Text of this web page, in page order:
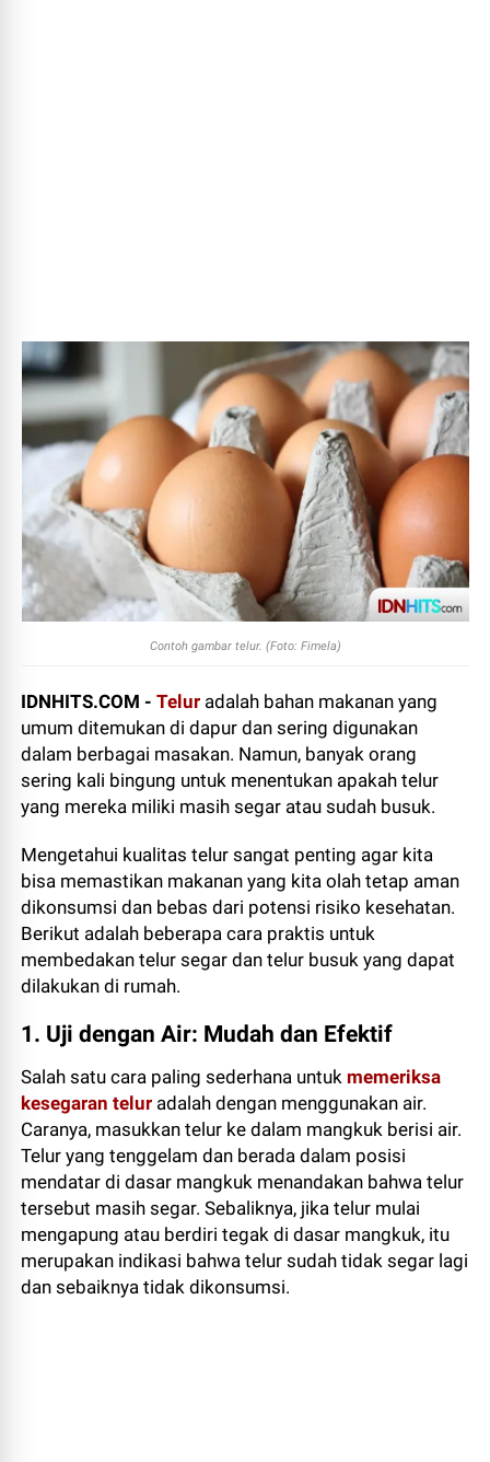
Contoh gambar telur. (Foto: Fimela)
IDNHITS.COM -Telur adalah bahan makanan yang
umum ditemukan di dapur dan sering digunakan
dalam berbagai masakan. Namun, banyak orang
sering kali bingung untuk menentukan apakah telur
yang mereka miliki masih segar atau sudah busuk.
Mengetahui kualitas telur sangat penting agar kita
bisa memastikan makanan yang kita olah tetap aman
dikonsumsi dan bebas dari potensi risiko kesehatan.
Berikut adalah beberapa cara praktis untuk
membedakan telur segar dan telur busuk yang dapat
dilakukan di rumah.
1. Uji dengan Air: Mudah dan Efektif
Salah satu cara paling sederhana untuk memeriksa
kesegaran telur adalah dengan menggunakan air.
Caranya, masukkan telur ke dalam mangkuk berisi air.
Telur yang tenggelam dan berada dalam posisi
mendatar di dasar mangkuk menandakan bahwa telur
tersebut masih segar. Sebaliknya, jika telur mulai
mengapung atau berdiri tegak di dasar mangkuk, itu
merupakan indikasi bahwa telur sudah tidak segar lagi
dan sebaiknya tidak dikonsumsi.